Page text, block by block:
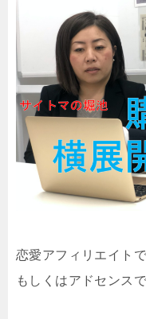
恋愛アフィリエイト
もしくはアドセンス